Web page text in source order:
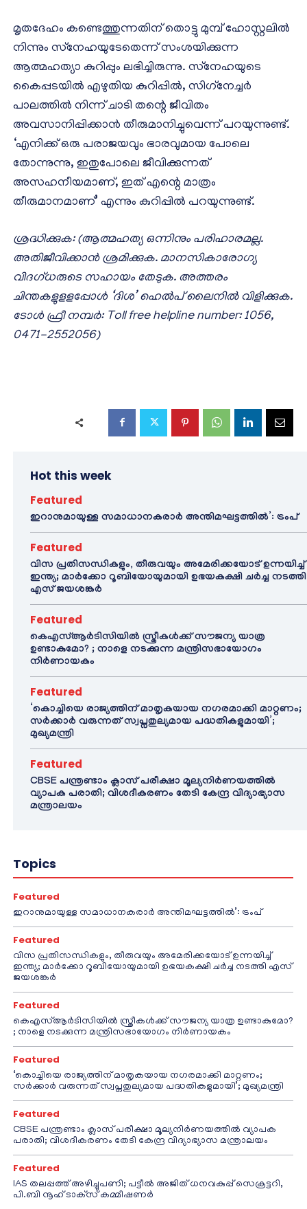
മൃതദേഹം കണ്ടെത്തുന്നതിന് തൊട്ടു മുമ്പ് ഹോസ്റ്റലില്‍
നിന്നും സ്‌നേഹയുടേതെന്ന് സംശയിക്കുന്ന
ആത്മഹത്യാ കുറിപ്പും ലഭിച്ചിരുന്നു. സ്‌നേഹയുടെ
കൈപ്പടയില്‍ എഴുതിയ കുറിപ്പില്‍, സിഗ്‌നേച്ചര്‍
പാലത്തില്‍ നിന്ന് ചാടി തന്റെ ജീവിതം
അവസാനിപ്പിക്കാന്‍ തീരുമാനിച്ചുവെന്ന് പറയുന്നുണ്ട്.
‘എനിക്ക് ഒരു പരാജയവും ഭാരവുമായ പോലെ
തോന്നുന്നു, ഇതുപോലെ ജീവിക്കുന്നത്
അസഹനീയമാണ്, ഇത് എന്റെ മാത്രം
തീരുമാനമാണ്’ എന്നും കുറിപ്പില്‍ പറയുന്നുണ്ട്.
ശ്രദ്ധിക്കുക: (ആത്മഹത്യ ഒന്നിനും പരിഹാരമല്ല.
അതിജീവിക്കാൻ ശ്രമിക്കുക. മാനസികാരോഗ്യ
വിദഗ്ധരുടെ സഹായം തേടുക. അത്തരം
ചിന്തകളുളളപ്പോൾ ‘ദിശ’ ഹെൽപ് ലൈനിൽ വിളിക്കുക.
ടോൾ ഫ്രീ നമ്പർ: Toll free helpline number: 1056,
0471-2552056)
Hot this week
Featured
ഇറാനുമായുള്ള സമാധാനകരാർ അന്തിമഘട്ടത്തിൽ‌’: ട്രംപ്
Featured
വിസ പ്രതിസന്ധികളും, തീരുവയും അമേരിക്കയോട് ഉന്നയിച്ച്
ഇന്ത്യ; മാർക്കോ റൂബിയോയുമായി ഉഭയകക്ഷി ചർച്ച നടത്തി
എസ് ജയശങ്കർ
Featured
കെഎസ്ആർടിസിയിൽ സ്ത്രീകൾക്ക് സൗജന്യ യാത്ര
ഉണ്ടാകുമോ? ; നാളെ നടക്കുന്ന മന്ത്രിസഭായോഗം
നിർണായകം
Featured
‘കൊച്ചിയെ രാജ്യത്തിന് മാതൃകയായ നഗരമാക്കി മാറ്റണം;
സർക്കാർ വരുന്നത് സ്വപ്നതുല്യമായ പദ്ധതികളുമായി’;
മുഖ്യമന്ത്രി
Featured
CBSE പന്ത്രണ്ടാം ക്ലാസ് പരീക്ഷാ മൂല്യനിർണയത്തിൽ
വ്യാപക പരാതി; വിശദീകരണം തേടി കേന്ദ്ര വിദ്യാഭ്യാസ
മന്ത്രാലയം
Topics
Featured
ഇറാനുമായുള്ള സമാധാനകരാർ അന്തിമഘട്ടത്തിൽ‌’: ട്രംപ്
Featured
വിസ പ്രതിസന്ധികളും, തീരുവയും അമേരിക്കയോട് ഉന്നയിച്ച്
ഇന്ത്യ; മാർക്കോ റൂബിയോയുമായി ഉഭയകക്ഷി ചർച്ച നടത്തി എസ്
ജയശങ്കർ
Featured
കെഎസ്ആർടിസിയിൽ സ്ത്രീകൾക്ക് സൗജന്യ യാത്ര ഉണ്ടാകുമോ?
; നാളെ നടക്കുന്ന മന്ത്രിസഭായോഗം നിർണായകം
Featured
‘കൊച്ചിയെ രാജ്യത്തിന് മാതൃകയായ നഗരമാക്കി മാറ്റണം;
സർക്കാർ വരുന്നത് സ്വപ്നതുല്യമായ പദ്ധതികളുമായി’; മുഖ്യമന്ത്രി
Featured
CBSE പന്ത്രണ്ടാം ക്ലാസ് പരീക്ഷാ മൂല്യനിർണയത്തിൽ വ്യാപക
പരാതി; വിശദീകരണം തേടി കേന്ദ്ര വിദ്യാഭ്യാസ മന്ത്രാലയം
Featured
IAS തലപ്പത്ത് അഴിച്ചുപണി; പട്ടീല്‍ അജിത് ധനവകുപ്പ് സെക്രട്ടറി,
പി.ബി നൂഹ് ടാക്‌സ് കമ്മീഷണര്‍